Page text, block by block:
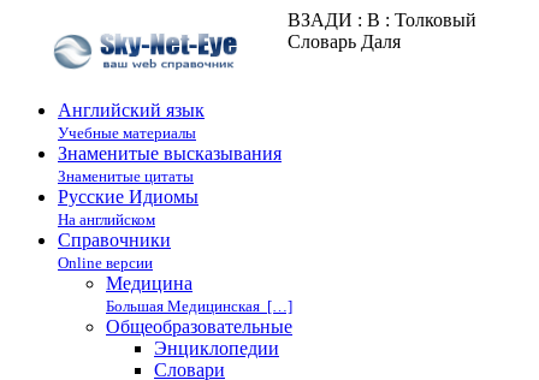
ВЗАДИ : В : Толковый
Словарь Даля
Английский язык
Учебные материалы
Знаменитые высказывания
Знаменитые цитаты
Русские Идиомы
На английском
Справочники
Online версии
Медицина
Большая Медицинская […]
Общеобразовательные
Энциклопедии
Cловари